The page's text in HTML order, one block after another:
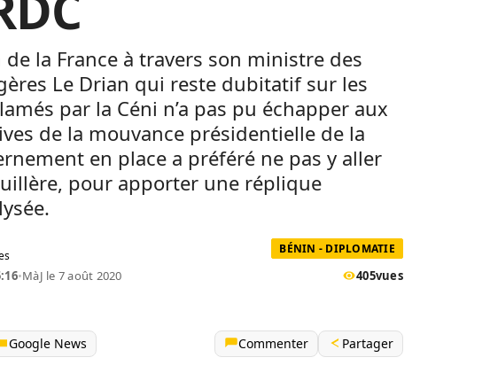
la France à travers son ministre des
Le Drian qui reste dubitatif sur les
par la Céni n’a pas pu échapper aux
de la mouvance présidentielle de la
en place a préféré ne pas y aller
pour apporter une réplique
BÉNIN - DIPLOMATIE
•MàJ le 7 août 2020 405vues
Google News Commenter Partager